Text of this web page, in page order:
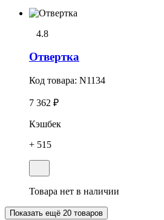
4.8
Отвеpтка
Код товара: N1134
7 362 ₽
Кэшбек
+ 515
Товара нет в наличии
Показать ещё 20 товаров